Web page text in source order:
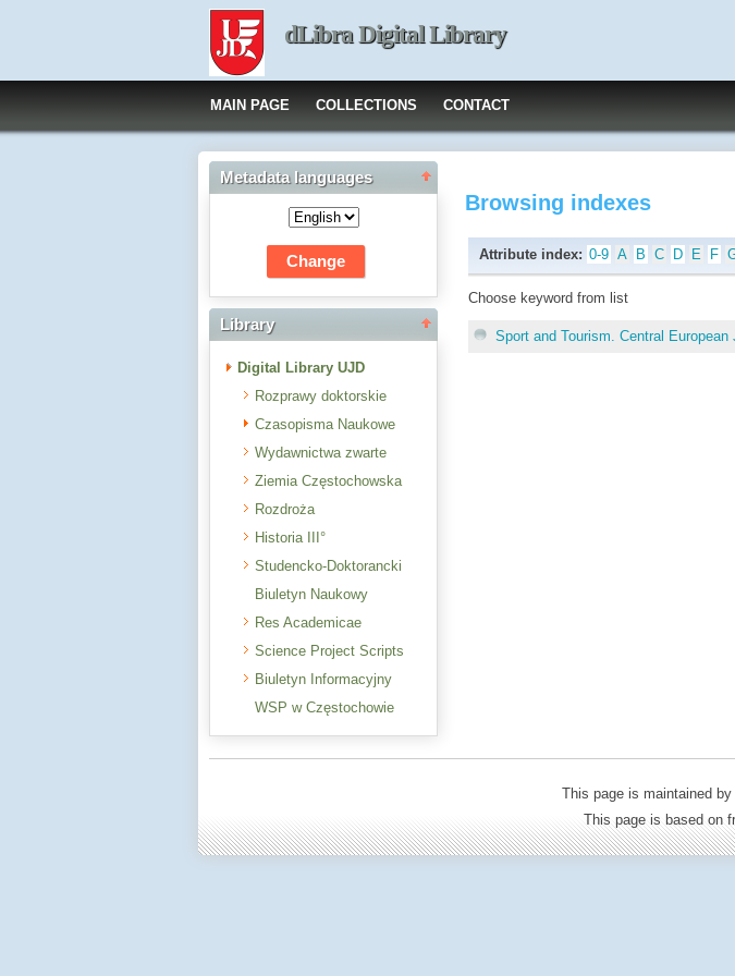
dLibra Digital Library
MAIN PAGE COLLECTIONS CONTACT
Metadata languages
Library
Digital Library UJD
Rozprawy doktorskie
Czasopisma Naukowe
Wydawnictwa zwarte
Ziemia Częstochowska
Rozdroża
Historia III°
Studencko-Doktorancki
Biuletyn Naukowy
Res Academicae
Science Project Scripts
Biuletyn Informacyjny
WSP w Częstochowie
Browsing indexes
Attribute index: 0-9 A B C D E F
Choose keyword from list
Sport and Tourism. Central European
This page is maintained by
This page is based on